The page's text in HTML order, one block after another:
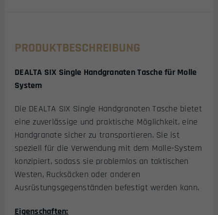
PRODUKTBESCHREIBUNG
DEALTA SIX Single Handgranaten Tasche für Molle
System
Die DEALTA SIX Single Handgranaten Tasche bietet
eine zuverlässige und praktische Möglichkeit, eine
Handgranate sicher zu transportieren. Sie ist
speziell für die Verwendung mit dem Molle-System
konzipiert, sodass sie problemlos an taktischen
Westen, Rucksäcken oder anderen
Ausrüstungsgegenständen befestigt werden kann.
Eigenschaften: